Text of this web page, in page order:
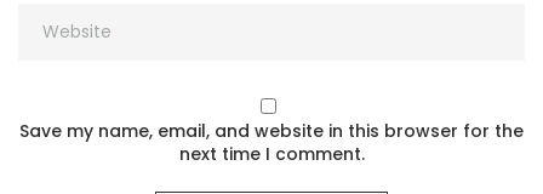
Save my name, email, and website in this browser for the
next time I comment.